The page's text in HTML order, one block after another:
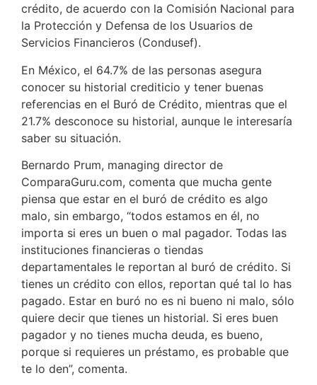
crédito, de acuerdo con la Comisión Nacional para
la Protección y Defensa de los Usuarios de
Servicios Financieros (Condusef).
En México, el 64.7% de las personas asegura
conocer su historial crediticio y tener buenas
referencias en el Buró de Crédito, mientras que el
21.7% desconoce su historial, aunque le interesaría
saber su situación.
Bernardo Prum, managing director de
ComparaGuru.com, comenta que mucha gente
piensa que estar en el buró de crédito es algo
malo, sin embargo, “todos estamos en él, no
importa si eres un buen o mal pagador. Todas las
instituciones financieras o tiendas
departamentales le reportan al buró de crédito. Si
tienes un crédito con ellos, reportan qué tal lo has
pagado. Estar en buró no es ni bueno ni malo, sólo
quiere decir que tienes un historial. Si eres buen
pagador y no tienes mucha deuda, es bueno,
porque si requieres un préstamo, es probable que
te lo den”, comenta.